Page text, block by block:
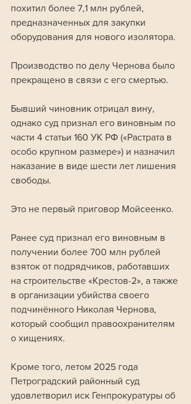
похитил более 7,1 млн рублей,
предназначенных для закупки
оборудования для нового изолятора.
Производство по делу Чернова было
прекращено в связи с его смертью.
Бывший чиновник отрицал вину,
однако суд признал его виновным по
части 4 статьи 160 УК РФ («Растрата в
особо крупном размере») и назначил
наказание в виде шести лет лишения
свободы.
Это не первый приговор Мойсеенко.
Ранее суд признал его виновным в
получении более 700 млн рублей
взяток от подрядчиков, работавших
на строительстве «Крестов-2», а также
в организации убийства своего
подчинённого Николая Чернова,
который сообщил правоохранителям
о хищениях.
Кроме того, летом 2025 года
Петроградский районный суд
удовлетворил иск Генпрокуратуры об